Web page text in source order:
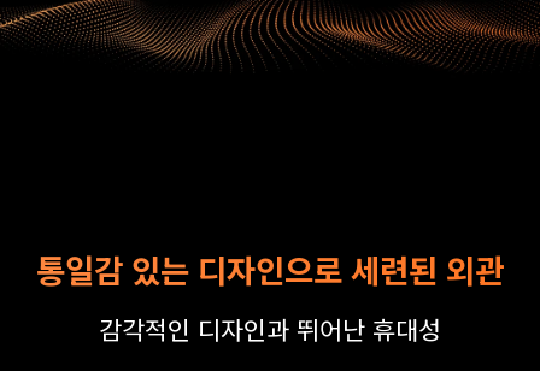
통일감 있는 디자인으로 세련된 외관
감각적인 디자인과 뛰어난 휴대성